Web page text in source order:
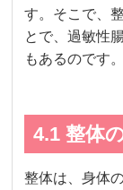
す。そこで、
とで、過敏性
もあるのです。
4.1 整体
整体は、身体